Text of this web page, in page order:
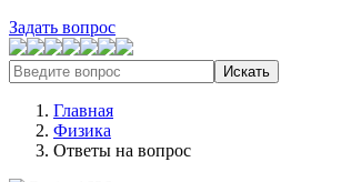
Задать вопрос
Искать
Главная
Физика
Ответы на вопрос